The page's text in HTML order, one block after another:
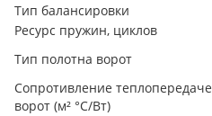
Тип балансировки
Ресурс пружин, циклов
Тип полотна ворот
Сопротивление теплопередаче
ворот (м² °С/Вт)